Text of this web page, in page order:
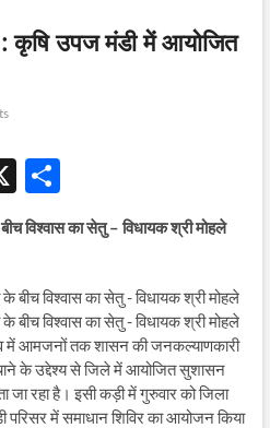
कृषि उपज मंडी में आयोजित
X S
ar
विश्वास का सेतु – विधायक श्री मोहले
में आमजनों तक शासन की जनकल्याणकारी
के उद्देश्य से जिले में आयोजित सुशासन
जा रहा है। इसी कड़ी में गुरुवार को जिला
में समाधान शिविर का आयोजन किया